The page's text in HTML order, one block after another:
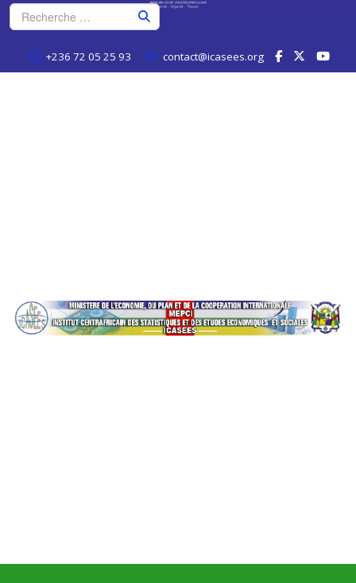
+236 72 05 25 93 contact@icasees.org